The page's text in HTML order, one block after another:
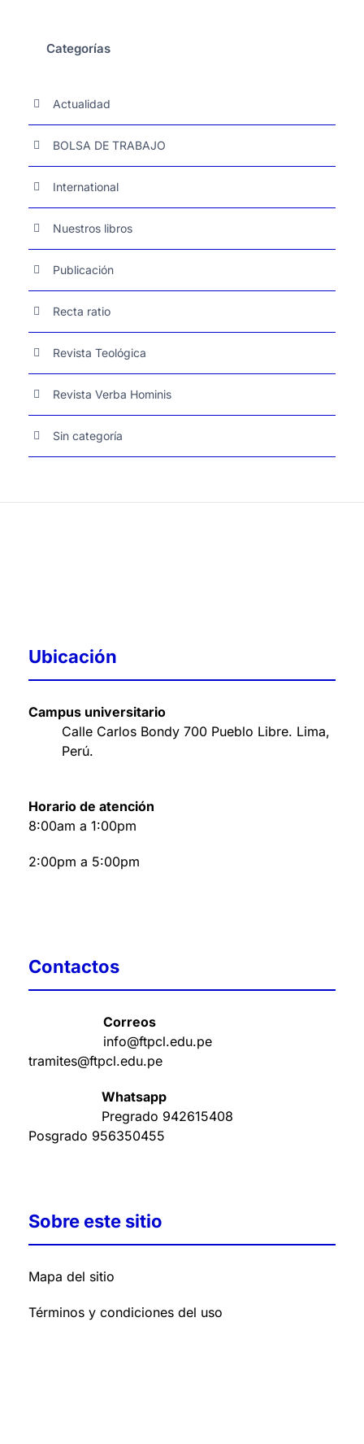
Categorías
Actualidad
BOLSA DE TRABAJO
International
Nuestros libros
Publicación
Recta ratio
Revista Teológica
Revista Verba Hominis
Sin categoría
Ubicación
Campus universitario
Calle Carlos Bondy 700 Pueblo Libre. Lima,
Perú.
Horario de atención
8:00am a 1:00pm
2:00pm a 5:00pm
Contactos
Correos
info@ftpcl.edu.pe
tramites@ftpcl.edu.pe
Whatsapp
Pregrado 942615408
Posgrado 956350455
Sobre este sitio
Mapa del sitio
Términos y condiciones del uso